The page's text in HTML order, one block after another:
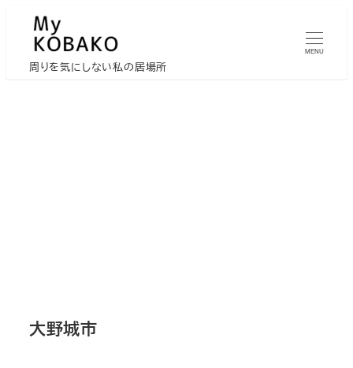
周りを気にしない私の居場所
MENU
大野城市